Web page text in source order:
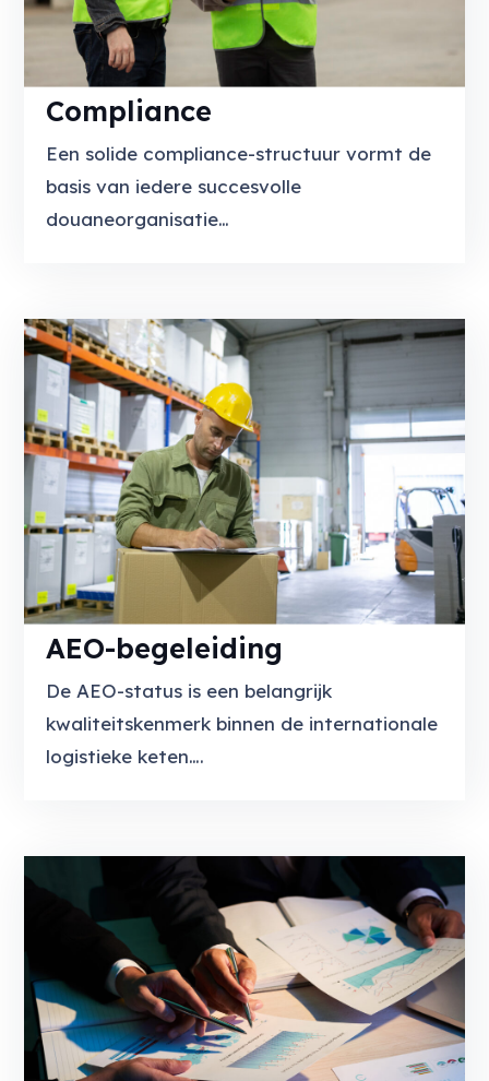
Compliance
Een solide compliance-structuur vormt de
basis van iedere succesvolle
douaneorganisatie…
AEO-begeleiding
De AEO-status is een belangrijk
kwaliteitskenmerk binnen de internationale
logistieke keten….